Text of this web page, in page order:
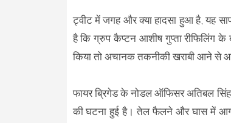
ट्वीट में जगह और क्या हादसा हुआ है, यह
है कि ग्रुप कैप्टन आशीष गुप्ता रीफिलिंग
किया तो अचानक तकनीकी खराबी आने से
फायर ब्रिगेड के नोडल ऑफिसर अतिबल
की घटना हुई है। तेल फैलने और घास में आग